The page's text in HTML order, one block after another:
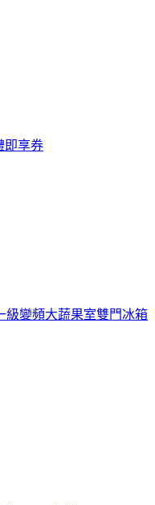
即享券
級變頻大蔬果室雙門冰箱